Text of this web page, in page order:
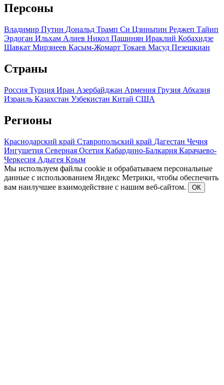
Персоны
Владимир Путин Дональд Трамп Си Цзиньпин Реджеп Тайип
Эрдоган Ильхам Алиев Никол Пашинян Ираклий Кобахидзе
Шавкат Мирзиеев Касым-Жомарт Токаев Масуд Пезешкиан
Страны
Россия Турция Иран Азербайджан Армения Грузия Абхазия
Израиль Казахстан Узбекистан Китай США
Регионы
Краснодарский край Ставропольский край Дагестан Чечня
Ингушетия Северная Осетия Кабардино-Балкария Карачаево-
Черкесия Адыгея Крым
Мы используем файлы cookie и обрабатываем персональные
данные с использованием Яндекс Метрики, чтобы обеспечить
вам наилучшее взаимодействие с нашим веб-сайтом.
ОК